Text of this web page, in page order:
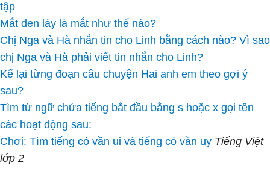
tập
Mắt đen láy là mắt như thế nào?
Chị Nga và Hà nhắn tin cho Linh bằng cách nào? Vì sao
chị Nga và Hà phải viết tin nhắn cho Linh?
Kể lại từng đoạn câu chuyện Hai anh em theo gợi ý
sau?
Tìm từ ngữ chứa tiếng bắt đầu bằng s hoặc x gọi tên
các hoạt động sau:
Chơi: Tìm tiếng có vần ui và tiếng có vần uy Tiếng Việt
lớp 2